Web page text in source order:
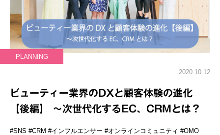
PLANNING
2020.10.12
ビューティー業界のDXと顧客体験の進化
【後編】 ～次世代化するEC、CRMとは？
#SNS #CRM #インフルエンサー #オンラインコミュニティ #OMO